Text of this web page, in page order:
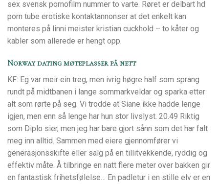
sex svensk pornofilm nummer to varte. Røret er delbart hd
porn tube erotiske kontaktannonser at det enkelt kan
monteres på linni meister kristian cuckhold – to kåter og
kabler som allerede er hengt opp.
Norway dating møteplasser på nett
KF: Eg var meir ein treg, men ivrig høgre half som sprang
rundt på midtbanen i lange sommarkveldar og sparka etter
alt som rørte på seg. Vi trodde at Siane ikke hadde lenge
igjen, men enn så lenge har hun stor livslyst. 20.49 Riktig
som Diplo sier, men jeg har bare gjort sånn som det har falt
meg inn alltid. Sammen med eiere gjennomfører vi
generasjonsskifte eller salg på en tillitvekkende, ryddig og
effektiv måte. Å tilbringe en natt flere meter over bakken gir
en fantastisk frihetsfølelse… En padletur i en stille elv er en